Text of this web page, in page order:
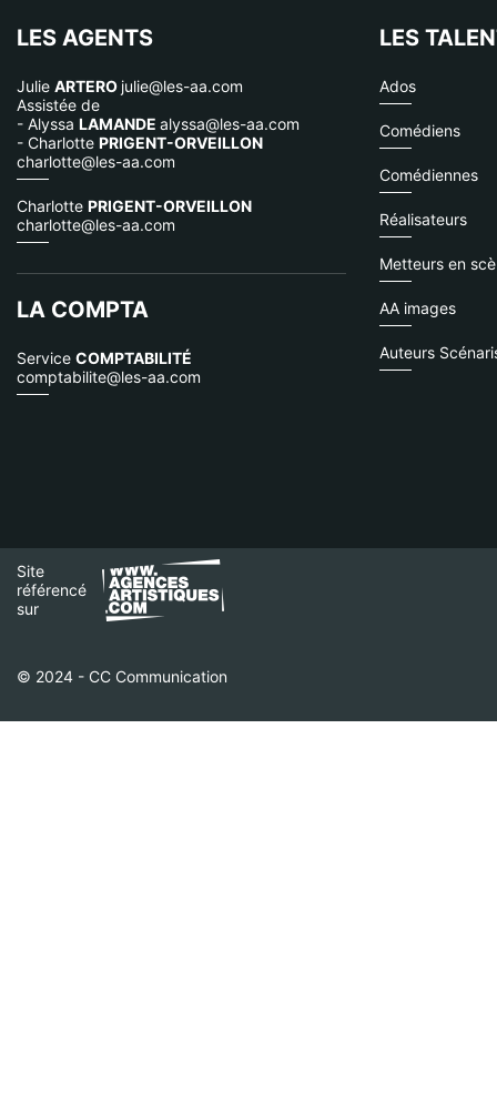
LES AGENTS
Julie ARTERO julie@les-aa.com
Assistée de
- Alyssa LAMANDE alyssa@les-aa.com
- Charlotte PRIGENT-ORVEILLON
charlotte@les-aa.com
Charlotte PRIGENT-ORVEILLON
charlotte@les-aa.com
LA COMPTA
Service COMPTABILITÉ
comptabilite@les-aa.com
LES
Ados
Comédiens
Comédiennes
Réalisateurs
Metteurs en
AA images
Auteurs
Site
référencé
sur
© 2024 - CC Communication